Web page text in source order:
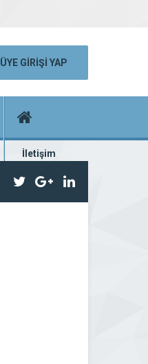
ÜYE GİRİŞİ YAP
İletişim
Bize ulaşın